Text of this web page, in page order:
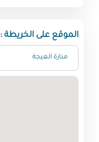
الموقع على الخريطة :